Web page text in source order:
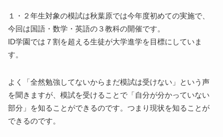
１・２年生対象の模試は秋葉原では今年度初めての実施で、
今回は国語・数学・英語の３教科の開催です。
ID学園では７割を超える生徒が大学進学を目標にしていま
す。
よく「全然勉強してないからまだ模試は受けない」という声
を聞きますが、模試を受けることで「自分が分かっていない
部分」を知ることができるのです。つまり現状を知ることが
できるのです。